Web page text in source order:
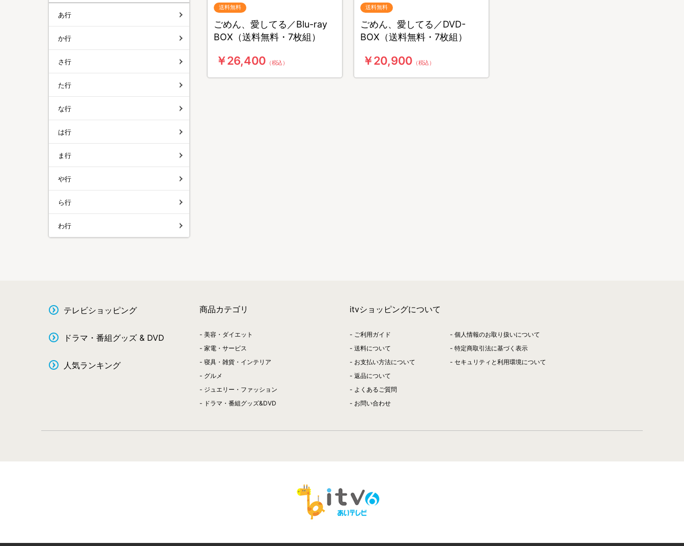
送料無料
ごめん、愛してる／Blu-ray
BOX（送料無料・7枚組）
￥26,400 （税込）
送料無料
ごめん、愛してる／DVD-
BOX（送料無料・7枚組）
￥20,900 （税込）
あ行
か行
さ行
た行
な行
は行
ま行
や行
ら行
わ行
テレビショッピング
ドラマ・番組グッズ & DVD
人気ランキング
商品カテゴリ
美容・ダイエット
家電・サービス
寝具・雑貨・インテリア
グルメ
ジュエリー・ファッション
ドラマ・番組グッズ&DVD
itvショッピングについて
ご利用ガイド
送料について
お支払い方法について
返品について
よくあるご質問
お問い合わせ
個人情報のお取り扱いについて
特定商取引法に基づく表示
セキュリティと利用環境について